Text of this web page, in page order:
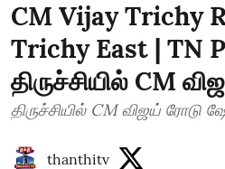
CM Vijay Trichy
Trichy East | TN
திருச்சியில் CM
திருச்சியில் CM விஜய் ரோடு
thanthitv